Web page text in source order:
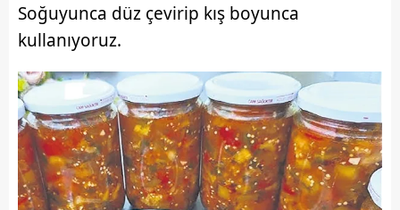
Soğuyunca düz çevirip kış boyunca
kullanıyoruz.